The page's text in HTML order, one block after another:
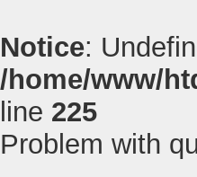
Notice:
/home/www/
line 225
Problem with